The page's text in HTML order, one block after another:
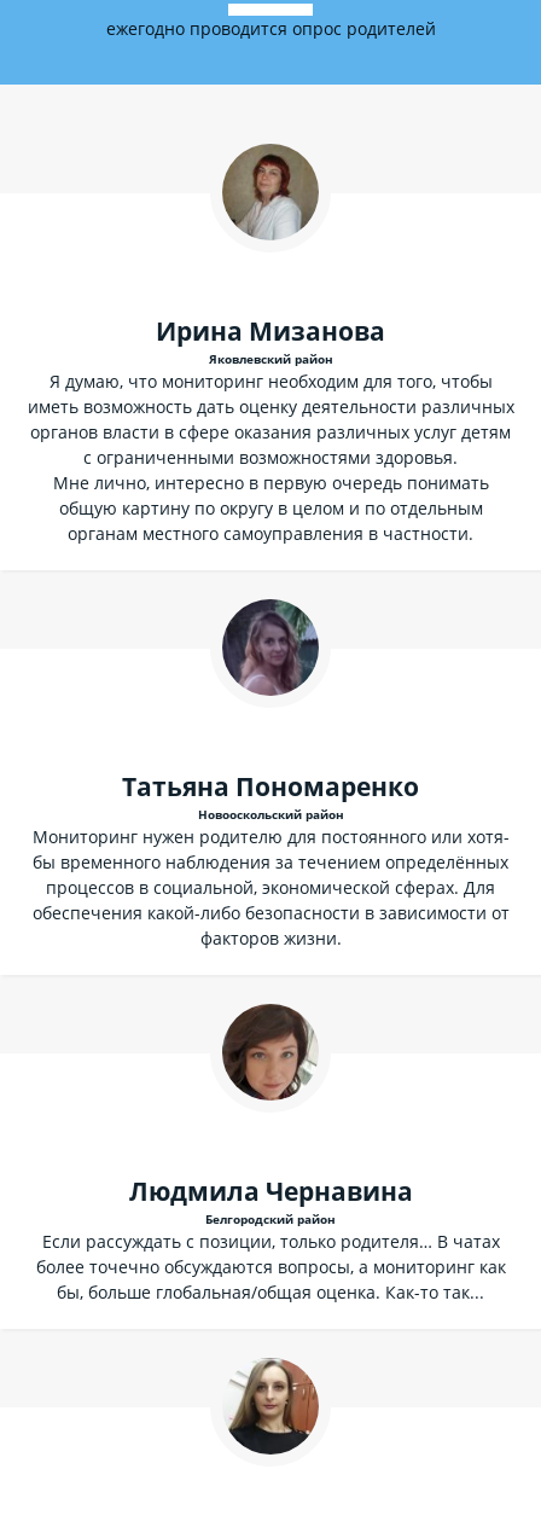
ежегодно проводится опрос родителей
Ирина Мизанова
Яковлевский район
Я думаю, что мониторинг необходим для того, чтобы
иметь возможность дать оценку деятельности различных
органов власти в сфере оказания различных услуг детям
с ограниченными возможностями здоровья.
Мне лично, интересно в первую очередь понимать
общую картину по округу в целом и по отдельным
органам местного самоуправления в частности.
Татьяна Пономаренко
Новооскольский район
Мониторинг нужен родителю для постоянного или хотя-
бы временного наблюдения за течением определённых
процессов в социальной, экономической сферах. Для
обеспечения какой-либо безопасности в зависимости от
факторов жизни.
Людмила Чернавина
Белгородский район
Если рассуждать с позиции, только родителя… В чатах
более точечно обсуждаются вопросы, а мониторинг как
бы, больше глобальная/общая оценка. Как-то так...